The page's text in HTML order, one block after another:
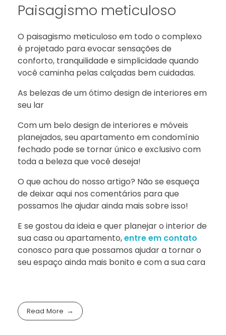
Paisagismo meticuloso
O paisagismo meticuloso em todo o complexo
é projetado para evocar sensações de
conforto, tranquilidade e simplicidade quando
você caminha pelas calçadas bem cuidadas.
As belezas de um ótimo design de interiores em
seu lar
Com um belo design de interiores e móveis
planejados, seu apartamento em condomínio
fechado pode se tornar único e exclusivo com
toda a beleza que você deseja!
O que achou do nosso artigo? Não se esqueça
de deixar aqui nos comentários para que
possamos lhe ajudar ainda mais sobre isso!
E se gostou da ideia e quer planejar o interior de
sua casa ou apartamento,entre em contato
conosco para que possamos ajudar a tornar o
seu espaço ainda mais bonito e com a sua cara
Read More